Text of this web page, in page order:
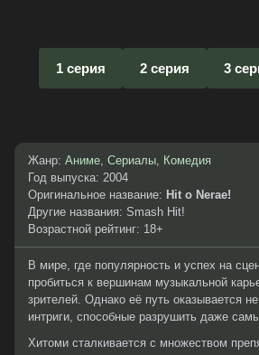
1 серия 2 серия 3
Жанр: Аниме, Сериалы, Комедия
Год выпуска: 2004
Оригинальное название: Hit o Nerae!
Другие названия: Smash Hit!
Возрастной рейтинг: 18+
В мире, где популярность и успех на
пробиться к вершинам музыкальной
зрителей. Однако её путь оказывается
интриги, способные разрушить даже
Хитоми сталкивается с множеством